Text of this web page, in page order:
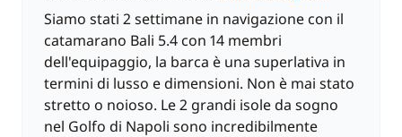
Rete di protezione
Skipper (pasti non inclusi)
A partire da
225,00 €
Siamo stati 2 settimane in navigazione con il
catamarano Bali 5.4 con 14 membri
dell'equipaggio, la barca è una superlativa in
termini di lusso e dimensioni. Non è mai stato
stretto o noioso. Le 2 grandi isole da sogno
nel Golfo di Napoli sono incredibilmente